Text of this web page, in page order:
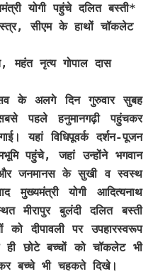
योगी पहुंचे दलित बस्ती*
सीएम के हाथों चॉकलेट
नृत्य गोपाल दास
के अलगे दिन गुरुवार सुबह
पहले हनुमानगढ़ी पहुंचकर
यहां विधिपूवर्क दर्शन-पूजन
पहुंचे, जहां उन्होंने भगवान
जनमानस के सुखी व स्वस्थ
मुख्यमंत्री योगी आदित्यनाथ
मीरापुर बुलंदी दलित बस्ती
दीपावली पर उपहारस्वरूप
ही छोटे बच्चों को चॉकलेट भी
बच्चे भी चहकते दिखे।